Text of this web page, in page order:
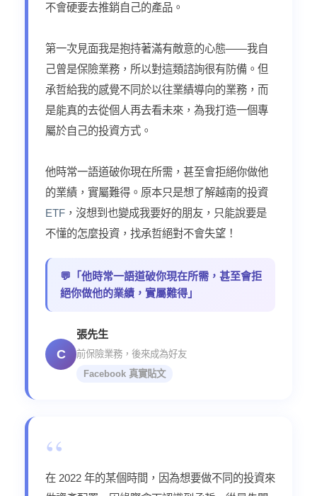
不會硬要去推銷自己的產品。
第一次見面我是抱持著滿有敵意的心態——我自
己曾是保險業務，所以對這類諮詢很有防備。但
承哲給我的感覺不同於以往業績導向的業務，而
是能真的去從個人再去看未來，為我打造一個專
屬於自己的投資方式。
他時常一語道破你現在所需，甚至會拒絕你做他
的業績，實屬難得。原本只是想了解越南的投資
ETF ，沒想到也變成我要好的朋友，只能說要是
不懂的怎麼投資，找承哲絕對不會失望！
💬「他時常一語道破你現在所需，甚至會拒
絕你做他的業績，實屬難得」
C
張先生
前保險業務，後來成為好友
Facebook 真實貼文
“
在 2022 年的某個時間，因為想要做不同的投資來